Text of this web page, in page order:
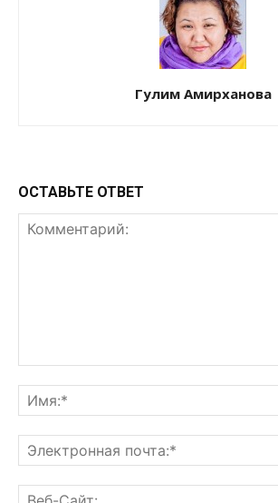
Гулим Амирханова
ОСТАВЬТЕ ОТВЕТ